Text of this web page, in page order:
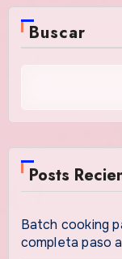
Buscar
Posts
Batch cooking
completa paso